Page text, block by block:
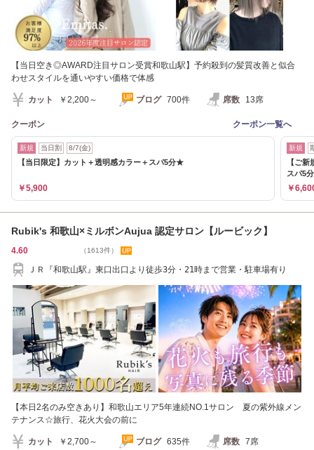
【当日空き◎AWARD注目サロン受賞和歌山駅】予約殺到の髪質改善と似合
わせスタイルを通いやすい価格で体感
カット ￥2,200～ ブログ 700件 席数 13席
クーポン クーポン一覧へ
新規 当日割 8/7(金)
【当日限定】カット＋透明感カラー＋スパ5分★
￥5,900
新規
【ご
スパ5
￥
Rubik's 和歌山×ミルボンAujua 認定サロン【ルービック】
4.60 （1613件）
ＪＲ『和歌山駅』東口出口より徒歩3分・21時まで営業・駐車場有り
【本日2名のみ空きあり】和歌山エリア5年連続NO.1サロン 夏の紫外線メン
テナンス☆旅行、花火大会の前に
カット ￥2,700～ ブログ 635件 席数 7席